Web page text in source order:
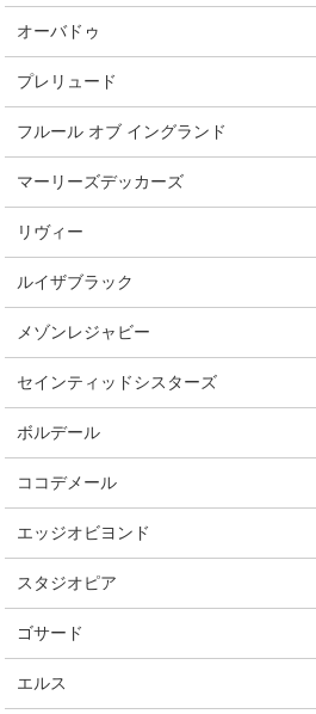
オーバドゥ
プレリュード
フルール オブ イングランド
マーリーズデッカーズ
リヴィー
ルイザブラック
メゾンレジャビー
セインティッドシスターズ
ボルデール
ココデメール
エッジオビヨンド
スタジオピア
ゴサード
エルス